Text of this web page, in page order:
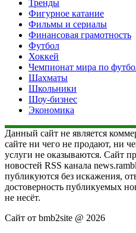
Тренды
Фигурное катание
Фильмы и сериалы
Финансовая грамотность
Футбол
Хоккей
Чемпионат мира по
Шахматы
Школьники
Шоу-бизнес
Экономика
Данный сайт не является
сайте ни чего не продают, ни
услуги не оказываются. Сайт
новостей RSS канала
публикуются без искажения,
достоверность публикуемых
не несёт.
Сайт от bmb2site @ 2026